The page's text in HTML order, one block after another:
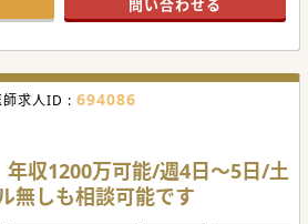
問い合わせる
師求人ID : 694086
収1200万可能/週4日～5日/土
無しも相談可能です